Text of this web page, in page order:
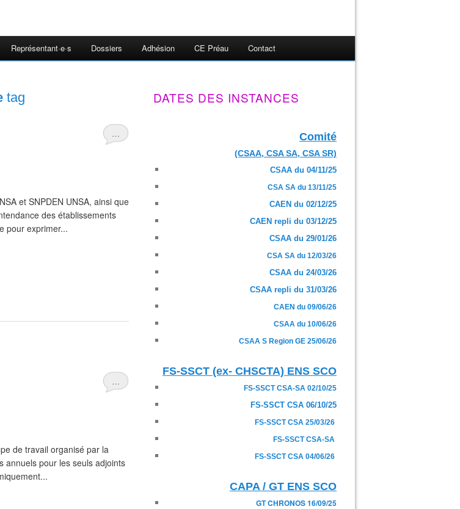
Représentant·e·s Dossiers Adhésion CE Préau Contact
tag
…
et SNPDEN UNSA, ainsi que
des établissements
pour exprimer...
…
de travail organisé par la
annuels pour les seuls adjoints
DATES DES INSTANCES
Comité
(CSAA, CSA SA, CSA SR)
CSAA du 04/11/25
CSA SA du 13/11/25
CAEN du 02/12/25
CAEN repli du 03/12/25
CSAA du 29/01/26
CSA SA du 12/03/26
CSAA du 24/03/26
CSAA repli du 31/03/26
CAEN du 09/06/26
CSAA du 10/06/26
CSAA S Region GE 25/06/26
FS-SSCT (ex- CHSCTA) ENS SCO
FS-SSCT CSA-SA 02/10/25
FS-SSCT CSA 06/10/25
FS-SSCT CSA 25/03/26
FS-SSCT CSA-SA
FS-SSCT CSA 04/06/26
CAPA / GT ENS SCO
GT CHRONOS 16/09/25